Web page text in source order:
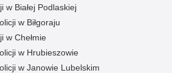
w Białej Podlaskiej
w Biłgoraju
w Chełmie
w Hrubieszowie
w Janowie Lubelskim